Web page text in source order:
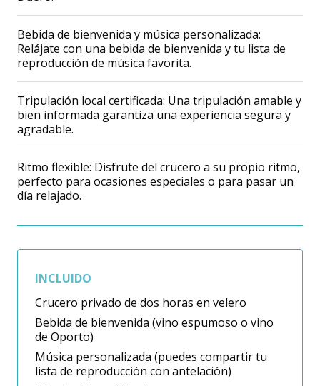
Bebida de bienvenida y música personalizada:
Relájate con una bebida de bienvenida y tu lista de
reproducción de música favorita.
Tripulación local certificada: Una tripulación amable y
bien informada garantiza una experiencia segura y
agradable.
Ritmo flexible: Disfrute del crucero a su propio ritmo,
perfecto para ocasiones especiales o para pasar un
día relajado.
INCLUIDO
Crucero privado de dos horas en velero
Bebida de bienvenida (vino espumoso o vino
de Oporto)
Música personalizada (puedes compartir tu
lista de reproducción con antelación)